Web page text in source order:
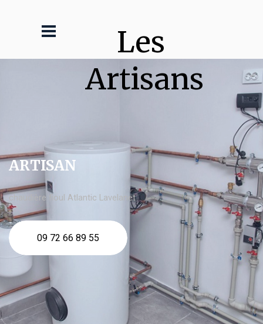
Les
Artisans
ARTISAN
chaudière fioul Atlantic Lavelanet
09 72 66 89 55